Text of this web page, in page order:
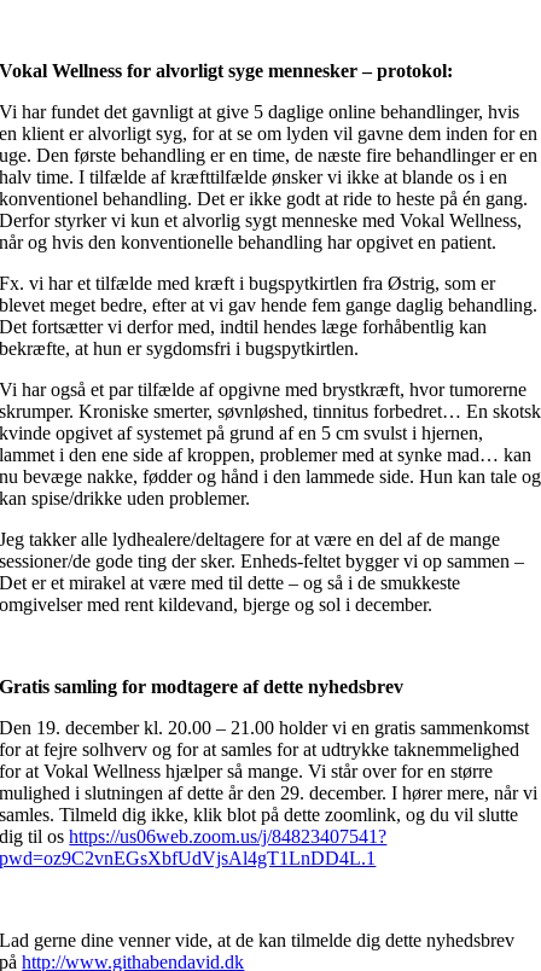
Vokal Wellness for alvorligt syge mennesker – protokol:
Vi har fundet det gavnligt at give 5 daglige online behandlinger, hvis
en klient er alvorligt syg, for at se om lyden vil gavne dem inden for en
uge. Den første behandling er en time, de næste fire behandlinger er en
halv time. I tilfælde af kræfttilfælde ønsker vi ikke at blande os i en
konventionel behandling. Det er ikke godt at ride to heste på én gang.
Derfor styrker vi kun et alvorlig sygt menneske med Vokal Wellness,
når og hvis den konventionelle behandling har opgivet en patient.
Fx. vi har et tilfælde med kræft i bugspytkirtlen fra Østrig, som er
blevet meget bedre, efter at vi gav hende fem gange daglig behandling.
Det fortsætter vi derfor med, indtil hendes læge forhåbentlig kan
bekræfte, at hun er sygdomsfri i bugspytkirtlen.
Vi har også et par tilfælde af opgivne med brystkræft, hvor tumorerne
skrumper. Kroniske smerter, søvnløshed, tinnitus forbedret… En skotsk
kvinde opgivet af systemet på grund af en 5 cm svulst i hjernen,
lammet i den ene side af kroppen, problemer med at synke mad… kan
nu bevæge nakke, fødder og hånd i den lammede side. Hun kan tale og
kan spise/drikke uden problemer.
Jeg takker alle lydhealere/deltagere for at være en del af de mange
sessioner/de gode ting der sker. Enheds-feltet bygger vi op sammen –
Det er et mirakel at være med til dette – og så i de smukkeste
omgivelser med rent kildevand, bjerge og sol i december.
Gratis samling for modtagere af dette nyhedsbrev
Den 19. december kl. 20.00 – 21.00 holder vi en gratis sammenkomst
for at fejre solhverv og for at samles for at udtrykke taknemmelighed
for at Vokal Wellness hjælper så mange. Vi står over for en større
mulighed i slutningen af ​​dette år den 29. december. I hører mere, når vi
samles. Tilmeld dig ikke, klik blot på dette zoomlink, og du vil slutte
dig til oshttps://us06web.zoom.us/j/84823407541?
pwd=oz9C2vnEGsXbfUdVjsAl4gT1LnDD4L.1
Lad gerne dine venner vide, at de kan tilmelde dig dette nyhedsbrev
påhttp://www.githabendavid.dk